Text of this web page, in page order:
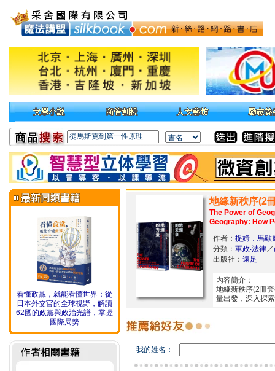
看懂政黨，就能看懂世界：從
日本外交官的全球視野，解讀
62國的政黨與政治光譜，掌握
國際局勢
地緣新秩序(2
The Power of
Geography: How
作者： 提姆．馬歇
分類： 軍政‧法律／
出版社： 遠足
內容簡介：
地緣新秩序(2冊
量出發，深入探
我的姓名：